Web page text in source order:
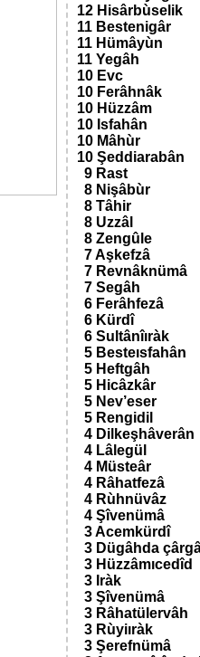
12 Hisârbùselik
11 Bestenigâr
11 Hümâyùn
11 Yegâh
10 Evc
10 Ferâhnâk
10 Hüzzâm
10 Isfahân
10 Mâhùr
10 Şeddiarabân
9 Rast
8 Nişâbùr
8 Tâhir
8 Uzzâl
8 Zengûle
7 Aşkefzâ
7 Revnâknümâ
7 Segâh
6 Ferâhfezâ
6 Kürdî
6 Sultânîıràk
5 Besteısfahân
5 Heftgâh
5 Hicâzkâr
5 Nev’eser
5 Rengidil
4 Dilkeşhâverân
4 Lâlegül
4 Müsteâr
4 Râhatfezâ
4 Rùhnüvâz
4 Şîvenümâ
3 Acemkürdî
3 Dügâhda
3 Hüzzâmıcedîd
3 Iràk
3 Şîvenümâ
3 Râhatülervâh
3 Rùyiıràk
3 Şerefnümâ